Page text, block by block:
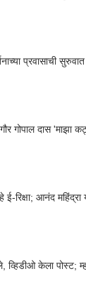
प्रवासाची सुरुवात
गोपाल दास 'माझा
Viral News: पतीच्या मृत्यूनंतर महिलेने सांभाळली घराची
व्हिडीओ केला पोस्ट;